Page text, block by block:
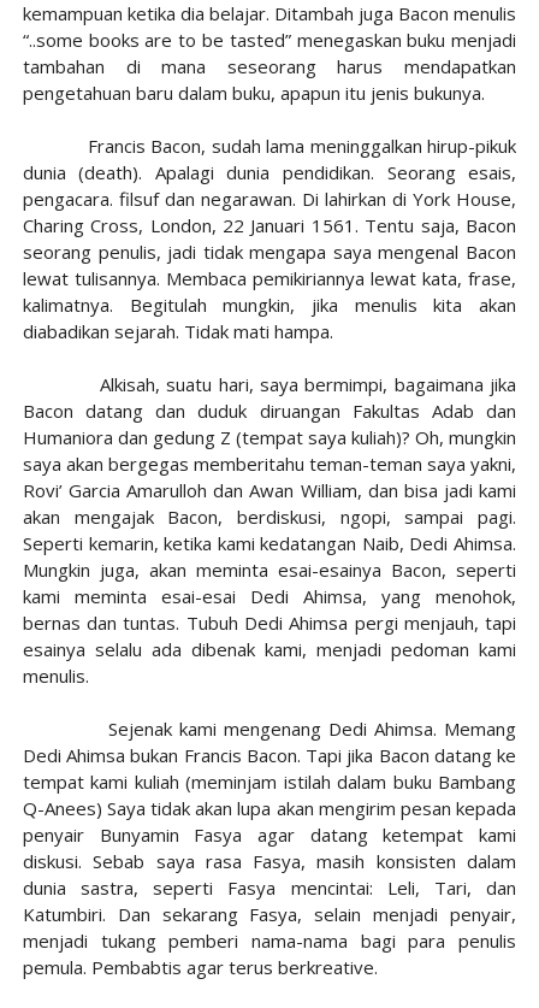
kemampuan ketika dia belajar. Ditambah juga Bacon menulis
“..some books are to be tasted” menegaskan buku menjadi
tambahan di mana seseorang harus mendapatkan
pengetahuan baru dalam buku, apapun itu jenis bukunya.
Francis Bacon, sudah lama meninggalkan hirup-pikuk
dunia (death). Apalagi dunia pendidikan. Seorang esais,
pengacara. filsuf dan negarawan. Di lahirkan di York House,
Charing Cross, London, 22 Januari 1561. Tentu saja, Bacon
seorang penulis, jadi tidak mengapa saya mengenal Bacon
lewat tulisannya. Membaca pemikiriannya lewat kata, frase,
kalimatnya. Begitulah mungkin, jika menulis kita akan
diabadikan sejarah. Tidak mati hampa.
Alkisah, suatu hari, saya bermimpi, bagaimana jika
Bacon datang dan duduk diruangan Fakultas Adab dan
Humaniora dan gedung Z (tempat saya kuliah)? Oh, mungkin
saya akan bergegas memberitahu teman-teman saya yakni,
Rovi’ Garcia Amarulloh dan Awan William, dan bisa jadi kami
akan mengajak Bacon, berdiskusi, ngopi, sampai pagi.
Seperti kemarin, ketika kami kedatangan Naib, Dedi Ahimsa.
Mungkin juga, akan meminta esai-esainya Bacon, seperti
kami meminta esai-esai Dedi Ahimsa, yang menohok,
bernas dan tuntas. Tubuh Dedi Ahimsa pergi menjauh, tapi
esainya selalu ada dibenak kami, menjadi pedoman kami
menulis.
Sejenak kami mengenang Dedi Ahimsa. Memang
Dedi Ahimsa bukan Francis Bacon. Tapi jika Bacon datang ke
tempat kami kuliah (meminjam istilah dalam buku Bambang
Q-Anees) Saya tidak akan lupa akan mengirim pesan kepada
penyair Bunyamin Fasya agar datang ketempat kami
diskusi. Sebab saya rasa Fasya, masih konsisten dalam
dunia sastra, seperti Fasya mencintai: Leli, Tari, dan
Katumbiri. Dan sekarang Fasya, selain menjadi penyair,
menjadi tukang pemberi nama-nama bagi para penulis
pemula. Pembabtis agar terus berkreative.